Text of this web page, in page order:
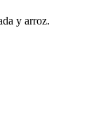
y arroz.